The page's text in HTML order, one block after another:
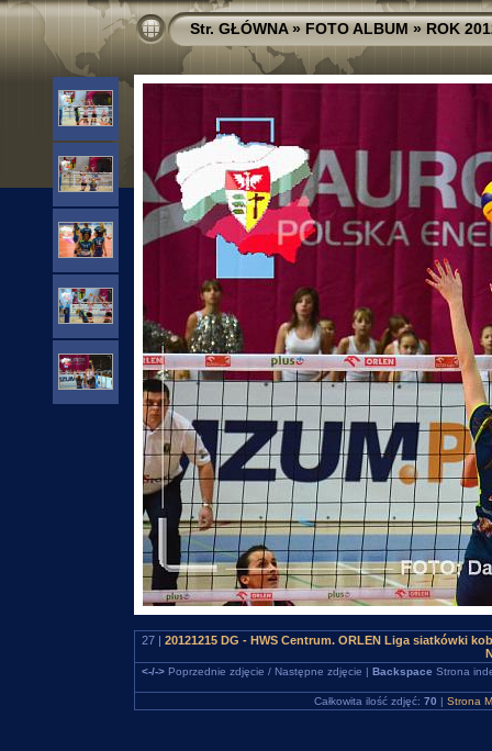
Str. GŁÓWNA»FOTO ALBUM»ROK
27 | 20121215 DG - HWS Centrum. ORLEN Liga siatkówki
<-/->Poprzednie zdjęcie / Następne zdjęcie | Backspace Strona
Całkowita ilość zdjęć: 70 | Strona